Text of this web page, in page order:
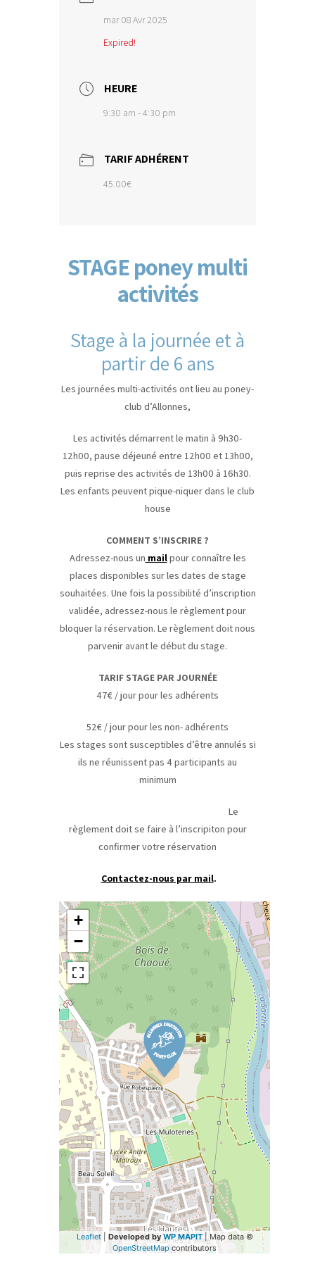
mar 08 Avr 2025
Expired!
HEURE
9:30 am - 4:30 pm
TARIF ADHÉRENT
45.00€
STAGE poney multi
activités
Stage à la journée et à
partir de 6 ans
Les journées multi-activités ont lieu au poney-
club d’Allonnes,
Les activités démarrent le matin à 9h30-
12h00, pause déjeuné entre 12h00 et 13h00,
puis reprise des activités de 13h00 à 16h30.
Les enfants peuvent pique-niquer dans le club
house
COMMENT S’INSCRIRE ?
Adressez-nous un mailpour connaître les
places disponibles sur les dates de stage
souhaitées. Une fois la possibilité d’inscription
validée, adressez-nous le règlement pour
bloquer la réservation. Le règlement doit nous
parvenir avant le début du stage.
TARIF STAGE PAR JOURNÉE
47€ / jour pour les adhérents
52€ / jour pour les non- adhérents
Les stages sont susceptibles d’être annulés si
ils ne réunissent pas 4 participants au
minimum
Le
règlement doit se faire à l’inscripiton pour
confirmer votre réservation
Contactez-nous par mail.
+
−
Leaflet| Developed byWP MAPIT| Map data ©
OpenStreetMap contributors